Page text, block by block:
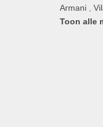
Armani ,
Toon alle